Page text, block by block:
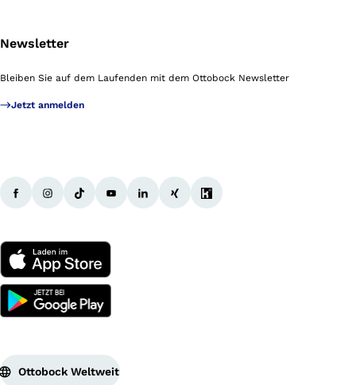
Newsletter
Bleiben Sie auf dem Laufenden mit dem Ottobock Newsletter
Jetzt anmelden
Ottobock Weltweit